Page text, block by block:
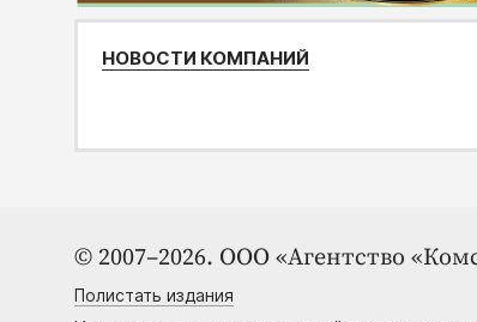
НОВОСТИ КОМПАНИЙ
© 2007–2026. ООО «Агентство
Полистать издания